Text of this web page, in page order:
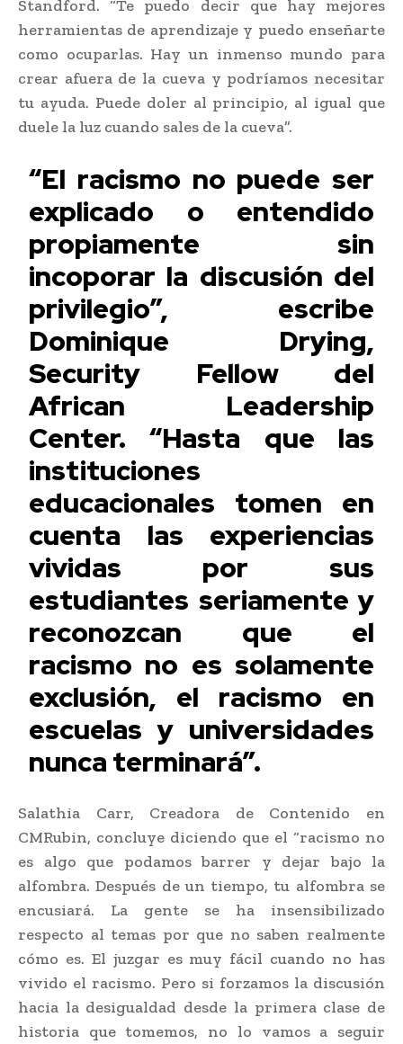
Standford. “Te puedo decir que hay mejores
herramientas de aprendizaje y puedo enseñarte
como ocuparlas. Hay un inmenso mundo para
crear afuera de la cueva y podríamos necesitar
tu ayuda. Puede doler al principio, al igual que
duele la luz cuando sales de la cueva”.
“El racismo no puede ser
explicado o entendido
propiamente sin
incoporar la discusión del
privilegio”, escribe
Dominique Drying,
Security Fellow del
African Leadership
Center. “Hasta que las
instituciones
educacionales tomen en
cuenta las experiencias
vividas por sus
estudiantes seriamente y
reconozcan que el
racismo no es solamente
exclusión, el racismo en
escuelas y universidades
nunca terminará”.
Salathia Carr, Creadora de Contenido en
CMRubin, concluye diciendo que el “racismo no
es algo que podamos barrer y dejar bajo la
alfombra. Después de un tiempo, tu alfombra se
encusiará. La gente se ha insensibilizado
respecto al temas por que no saben realmente
cómo es. El juzgar es muy fácil cuando no has
vivido el racismo. Pero si forzamos la discusión
hacia la desigualdad desde la primera clase de
historia que tomemos, no lo vamos a seguir